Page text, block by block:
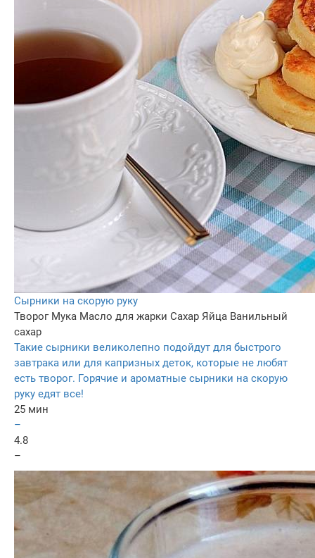
Сырники на скорую руку
Творог Мука Масло для жарки Сахар Яйца Ванильный
сахар
Такие сырники великолепно подойдут для быстрого
завтрака или для капризных деток, которые не любят
есть творог. Горячие и ароматные сырники на скорую
руку едят все!
25 мин
–
4.8
–